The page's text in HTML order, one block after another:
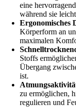
eine
während sie
Ergonomisches
Körperform an
maximalen
Stoffs
Übergang
ist.
zu ermöglichen,
regulieren und